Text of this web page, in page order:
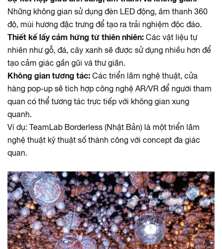
Những không gian sử dụng đèn LED động, âm thanh 360
độ, mùi hương đặc trưng để tạo ra trải nghiệm độc đáo.
Thiết kế lấy cảm hứng từ thiên nhiên:Các vật liệu tự
nhiên như gỗ, đá, cây xanh sẽ được sử dụng nhiều hơn để
tạo cảm giác gần gũi và thư giãn.
Không gian tương tác:Các triển lãm nghệ thuật, cửa
hàng pop-up sẽ tích hợp công nghệ AR/VR để người tham
quan có thể tương tác trực tiếp với không gian xung
quanh.
Ví dụ:TeamLab Borderless (Nhật Bản) là một triển lãm
nghệ thuật kỹ thuật số thành công với concept đa giác
quan.